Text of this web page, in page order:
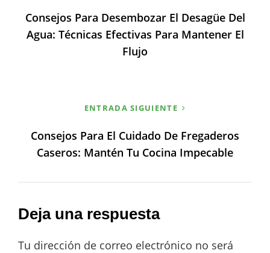
entradas
Consejos Para Desembozar El Desagüe Del
Agua: Técnicas Efectivas Para Mantener El
Flujo
ENTRADA SIGUIENTE
Consejos Para El Cuidado De Fregaderos
Caseros: Mantén Tu Cocina Impecable
Deja una respuesta
Tu dirección de correo electrónico no será